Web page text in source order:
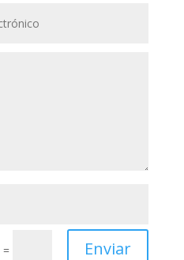
= Enviar